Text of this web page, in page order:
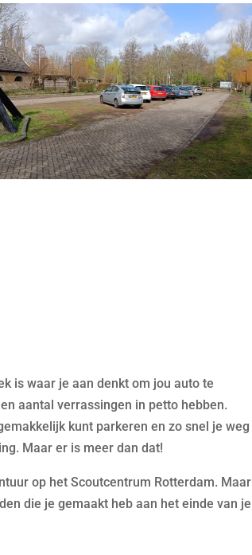
is waar je aan denkt om jou auto te
aantal verrassingen in petto hebben.
kunt parkeren en zo snel je weg
Maar er is meer dan dat!
op het Scoutcentrum Rotterdam. Maar
die je gemaakt heb aan het einde van je